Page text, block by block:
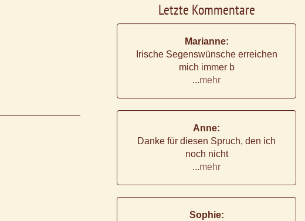
Letzte Kommentare
Marianne:
Irische Segenswünsche erreichen
mich immer b
...mehr
Anne:
Danke für diesen Spruch, den ich
noch nicht
...mehr
Sophie: